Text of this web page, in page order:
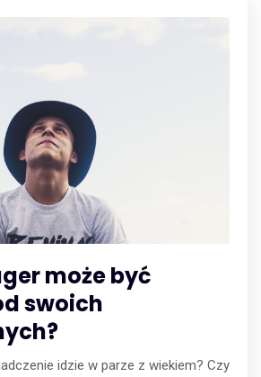
może być
swoich
idzie w parze z wiekiem? Czy